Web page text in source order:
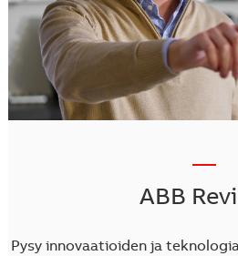
—
ABB
Pysy innovaatioiden ja